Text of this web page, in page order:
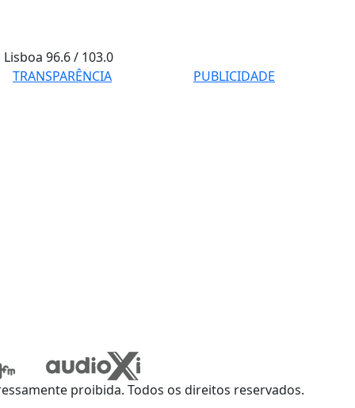
Lisboa96.6 / 103.0
TRANSPARÊNCIA
PUBLICIDADE
proibida. Todos os direitos reservados.